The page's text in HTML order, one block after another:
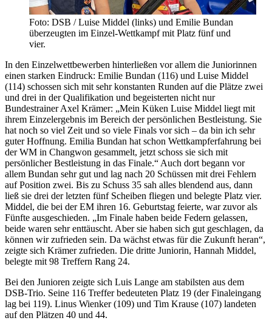
Foto: DSB / Luise Middel (links) und Emilie Bundan
überzeugten im Einzel-Wettkampf mit Platz fünf und
vier.
In den Einzelwettbewerben hinterließen vor allem die Juniorinnen
einen starken Eindruck: Emilie Bundan (116) und Luise Middel
(114) schossen sich mit sehr konstanten Runden auf die Plätze zwei
und drei in der Qualifikation und begeisterten nicht nur
Bundestrainer Axel Krämer: „Mein Küken Luise Middel liegt mit
ihrem Einzelergebnis im Bereich der persönlichen Bestleistung. Sie
hat noch so viel Zeit und so viele Finals vor sich – da bin ich sehr
guter Hoffnung. Emilia Bundan hat schon Wettkampferfahrung bei
der WM in Changwon gesammelt, jetzt schoss sie sich mit
persönlicher Bestleistung in das Finale.“ Auch dort begann vor
allem Bundan sehr gut und lag nach 20 Schüssen mit drei Fehlern
auf Position zwei. Bis zu Schuss 35 sah alles blendend aus, dann
ließ sie drei der letzten fünf Scheiben fliegen und belegte Platz vier.
Middel, die bei der EM ihren 16. Geburtstag feierte, war zuvor als
Fünfte ausgeschieden. „Im Finale haben beide Federn gelassen,
beide waren sehr enttäuscht. Aber sie haben sich gut geschlagen, da
können wir zufrieden sein. Da wächst etwas für die Zukunft heran“,
zeigte sich Krämer zufrieden. Die dritte Juniorin, Hannah Middel,
belegte mit 98 Treffern Rang 24.
Bei den Junioren zeigte sich Luis Lange am stabilsten aus dem
DSB-Trio. Seine 116 Treffer bedeuteten Platz 19 (der Finaleingang
lag bei 119). Linus Wienker (109) und Tim Krause (107) landeten
auf den Plätzen 40 und 44.